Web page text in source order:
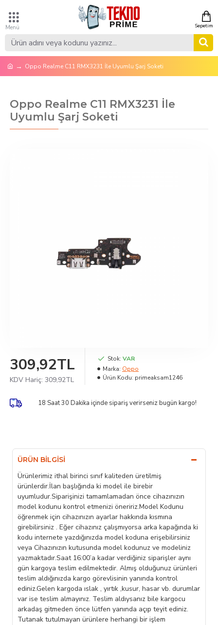
Oppo Realme C11 RMX3231 İle Uyumlu Şarj Soketi
Oppo Realme C11 RMX3231 İle
Uyumlu Şarj Soketi
309,92TL
KDV Hariç: 309,92TL
Stok: VAR
Marka: Oppo
Ürün Kodu: primeaksam1246
18 Saat 30 Dakikaiçinde sipariş verirseniz bugün kargo!
ÜRÜN BILGISI
Ürünlerimiz ithal birinci sınıf kaliteden üretilmiş
ürünlerdir.İlan başlığında ki model ile birebir
uyumludur.Siparişinizi tamamlamadan önce cihazınızın
model kodunu kontrol etmenizi öneririz.Model Kodunu
öğrenmek için cihazınızın ayarlar hakkında kısmına
girebilirsiniz . Eğer cihazınız çalışmıyorsa arka kapağında ki
kodu internete yazdığınızda model koduna erişebilirsiniz
veya Cihazınızın kutusunda model kodunuz ve modeliniz
yazmaktadır.Saat 16:00’a kadar verdiğiniz siparişler aynı
gün kargoya teslim edilmektedir. Almış olduğunuz ürünleri
teslim aldığınızda kargo görevlisinin yanında kontrol
ediniz.Gelen kargoda ıslak , yırtık ,kusur, hasar vb. durumlar
var ise teslim almayınız. Teslim aldıysanız bile kargocu
arkadaş gitmeden önce lütfen yanında açıp teyit ediniz.
Tutanak tutulmayan ürünlere herhangi bir işlem